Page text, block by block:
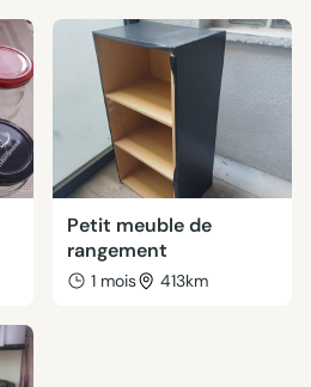
Petit meuble de
rangement
1 mois 413km